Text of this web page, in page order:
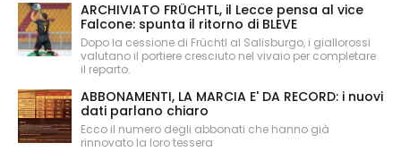
ARCHIVIATO FRÜCHTL, il Lecce pensa al vice
Falcone: spunta il ritorno di BLEVE
Dopo la cessione di Früchtl al Salisburgo, i giallorossi
valutano il portiere cresciuto nel vivaio per completare
il reparto.
ABBONAMENTI, LA MARCIA E' DA RECORD: i nuovi
dati parlano chiaro
Ecco il numero degli abbonati che hanno già
rinnovato la loro tessera